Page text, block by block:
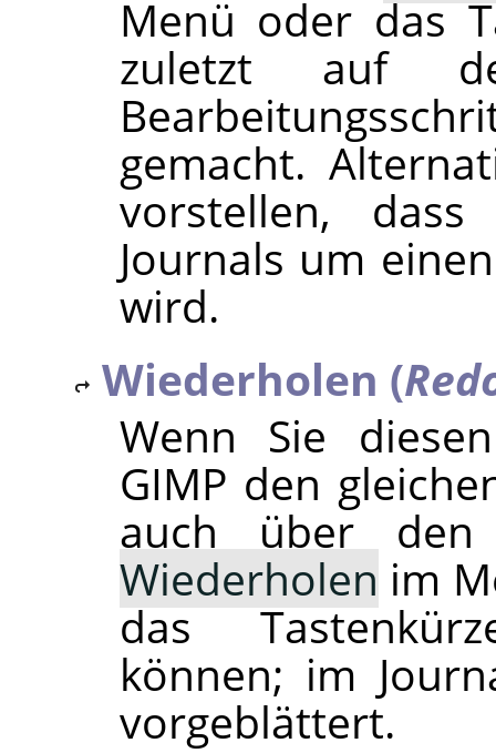
Menü oder das
zuletzt auf
gemacht.
vorstellen,
Journals um
wird.
Wiederholen (
Wenn Sie
GIMP den
auch über
Wiederholen im
das
können; im
vorgeblättert.